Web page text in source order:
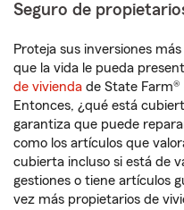
Seguro de
Proteja sus inversiones
que la vida le pueda
de vivienda de State
Entonces, ¿qué está
garantiza que puede
como los artículos que
cubierta incluso si está de
gestiones o tiene artículos
vez más propietarios de